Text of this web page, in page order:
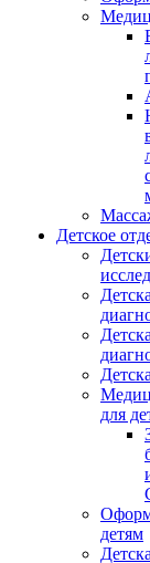
Детское
для
детям